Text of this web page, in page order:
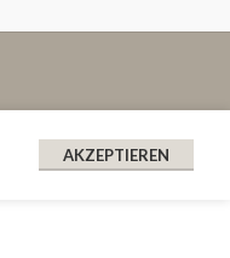
AKZEPTIEREN